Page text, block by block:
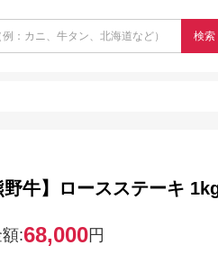
検索
野牛】ロースステーキ
:68,000円